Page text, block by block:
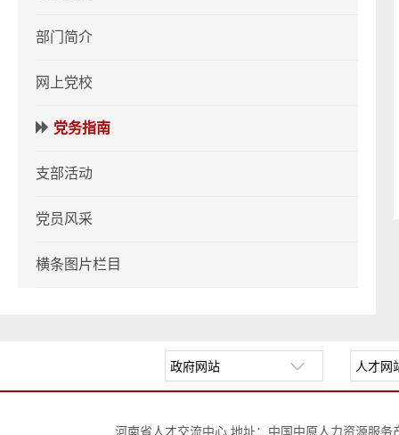
部门简介
网上党校
党务指南
支部活动
党员风采
横条图片栏目
河南省人才交流中心 地址：中国中原人力资源服